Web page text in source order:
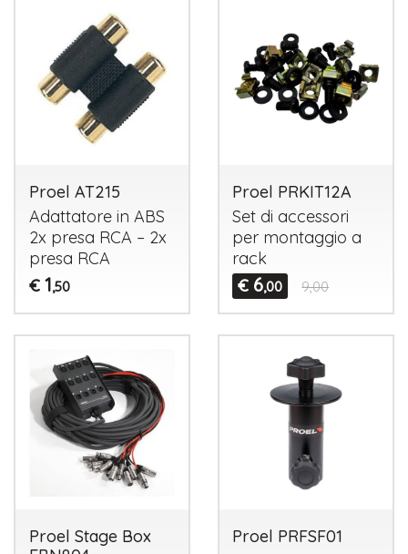
Proel AT215
Adattatore in ABS
2x presa RCA – 2x
presa RCA
€ 1,50
Proel PRKIT12A
Set di accessori
per montaggio a
rack
€ 6,00 9,00
Proel Stage Box
Proel PRFSF01